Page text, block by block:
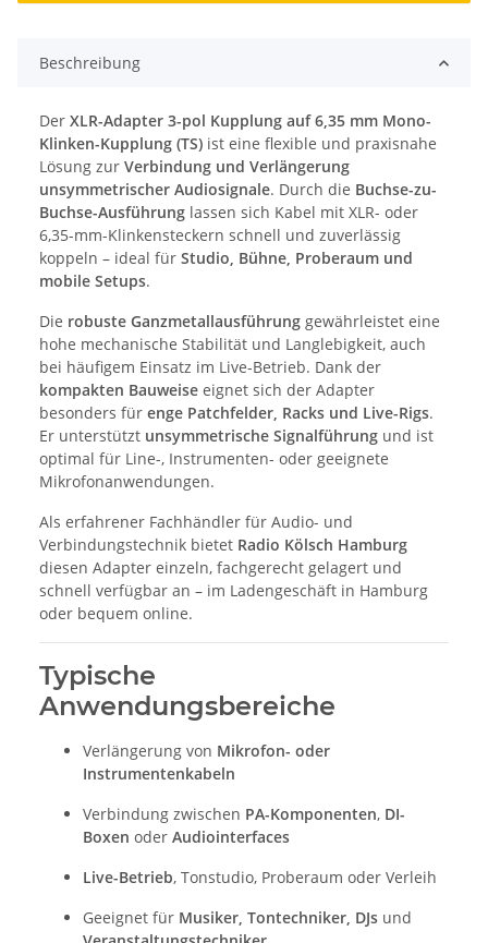
Beschreibung
Der XLR-Adapter 3-pol Kupplung auf 6,35 mm Mono-
Klinken-Kupplung (TS) ist eine flexible und praxisnahe
Lösung zur Verbindung und Verlängerung
unsymmetrischer Audiosignale. Durch die Buchse-zu-
Buchse-Ausführung lassen sich Kabel mit XLR- oder
6,35-mm-Klinkensteckern schnell und zuverlässig
koppeln – ideal für Studio, Bühne, Proberaum und
mobile Setups.
Die robuste Ganzmetallausführung gewährleistet eine
hohe mechanische Stabilität und Langlebigkeit, auch
bei häufigem Einsatz im Live-Betrieb. Dank der
kompakten Bauweise eignet sich der Adapter
besonders für enge Patchfelder, Racks und Live-Rigs.
Er unterstützt unsymmetrische Signalführung und ist
optimal für Line-, Instrumenten- oder geeignete
Mikrofonanwendungen.
Als erfahrener Fachhändler für Audio- und
Verbindungstechnik bietet Radio Kölsch Hamburg
diesen Adapter einzeln, fachgerecht gelagert und
schnell verfügbar an – im Ladengeschäft in Hamburg
oder bequem online.
Typische
Anwendungsbereiche
Verlängerung von Mikrofon- oder
Instrumentenkabeln
Verbindung zwischen PA-Komponenten, DI-
Boxen oder Audiointerfaces
Live-Betrieb, Tonstudio, Proberaum oder Verleih
Geeignet für Musiker, Tontechniker, DJs und